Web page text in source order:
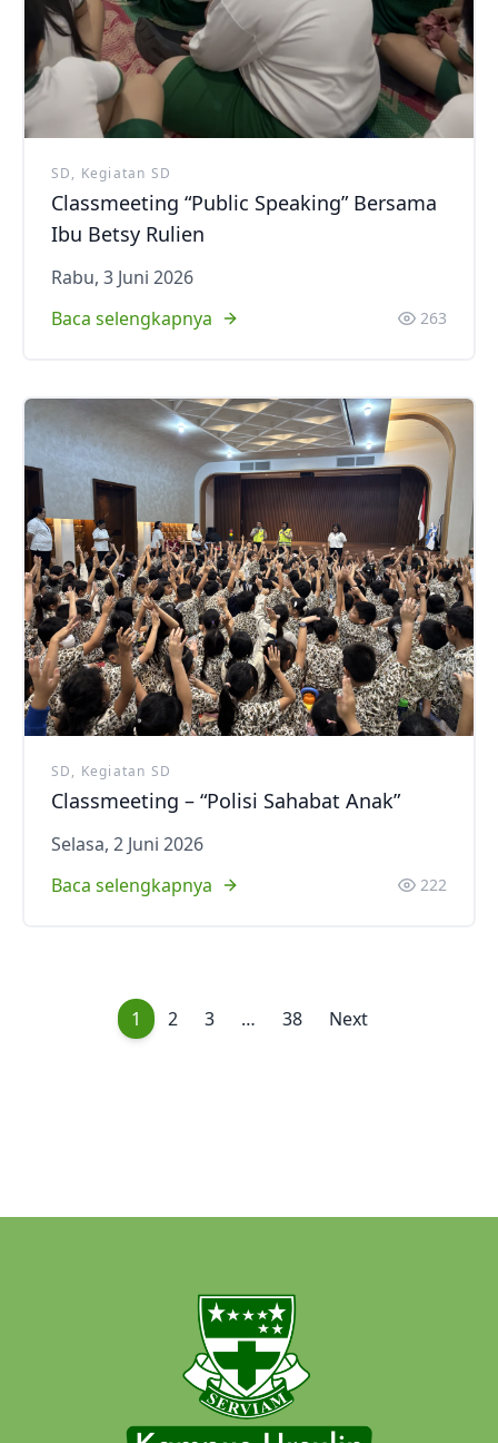
SD, Kegiatan SD
Classmeeting “Public Speaking” Bersama
Ibu Betsy Rulien
Rabu, 3 Juni 2026
Baca selengkapnya
263
SD, Kegiatan SD
Classmeeting – “Polisi Sahabat Anak”
Selasa, 2 Juni 2026
Baca selengkapnya
222
1 2 3 … 38 Next